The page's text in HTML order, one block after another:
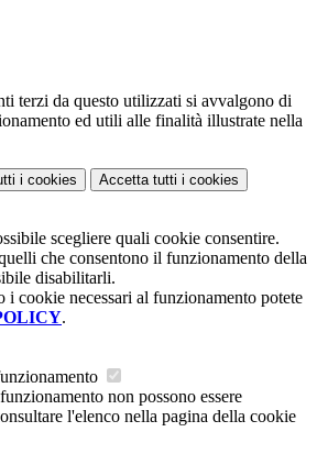
terzi da questo utilizzati si avvalgono di
ed utili alle finalità illustrate nella
i cookies Accetta tutti i cookies
scegliere quali cookie consentire.
che consentono il funzionamento della
disabilitarli.
i cookie necessari al funzionamento potete
.
non possono essere
l'elenco nella pagina della cookie